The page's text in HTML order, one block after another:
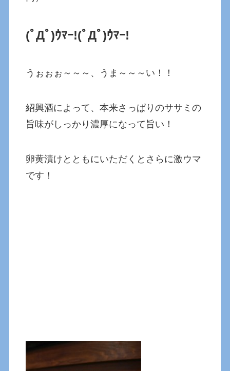
(ﾟДﾟ)ｳﾏｰ!(ﾟДﾟ)ｳﾏｰ!
うぉぉぉ～～～、うま～～～い！！
紹興酒によって、本来さっぱりのササミの
旨味がしっかり濃厚になって旨い！
卵黄漬けとともにいただくとさらに激ウマ
です！